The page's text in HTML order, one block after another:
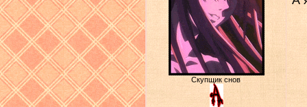
Скупщик снов